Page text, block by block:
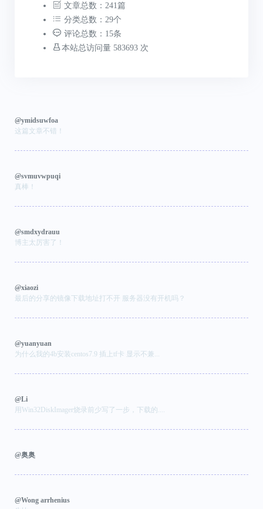
文章总数：241篇
分类总数：29个
评论总数：15条
本站总访问量 583693 次
@ymidsuwfoa
这篇文章不错！
@svmuvwpuqi
真棒！
@smdxydrauu
博主太厉害了！
@xiaozi
最后的分享的镜像下载地址打不开 服务器没有开机吗？
@yuanyuan
为什么我的4b安装centos7.9 插上tf卡 显示不兼...
@Li
用Win32DiskImager烧录前少写了一步，下载的....
@奥奥
@Wong arrhenius